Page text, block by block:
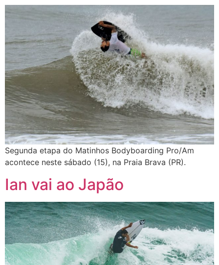
Segunda etapa do Matinhos Bodyboarding Pro/Am
acontece neste sábado (15), na Praia Brava (PR).
Ian vai ao Japão